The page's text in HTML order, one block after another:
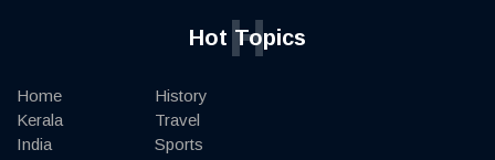
Hot Topics
H
Home
Kerala
India
History
Travel
Sports